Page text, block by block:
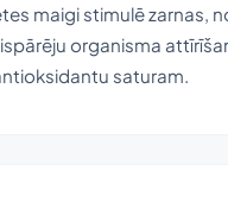
maigi stimulē zarnas,
organisma
saturam.